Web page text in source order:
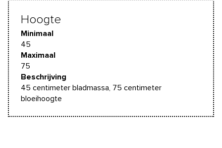
Hoogte
Minimaal
45
Maximaal
75
Beschrijving
45 centimeter bladmassa, 75 centimeter
bloeihoogte